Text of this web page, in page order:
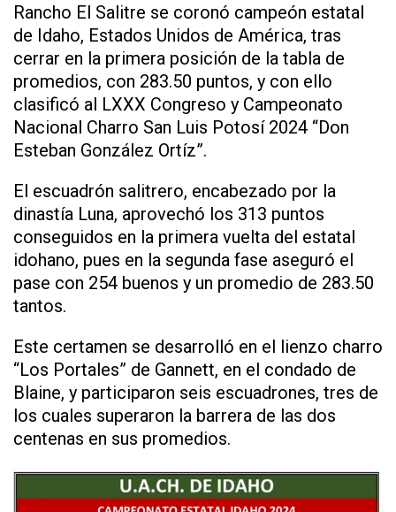
Rancho El Salitre se coronó campeón estatal
de Idaho, Estados Unidos de América, tras
cerrar en la primera posición de la tabla de
promedios, con 283.50 puntos, y con ello
clasificó al LXXX Congreso y Campeonato
Nacional Charro San Luis Potosí 2024 “Don
Esteban González Ortíz”.
El escuadrón salitrero, encabezado por la
dinastía Luna, aprovechó los 313 puntos
conseguidos en la primera vuelta del estatal
idohano, pues en la segunda fase aseguró el
pase con 254 buenos y un promedio de 283.50
tantos.
Este certamen se desarrolló en el lienzo charro
“Los Portales” de Gannett, en el condado de
Blaine, y participaron seis escuadrones, tres de
los cuales superaron la barrera de las dos
centenas en sus promedios.